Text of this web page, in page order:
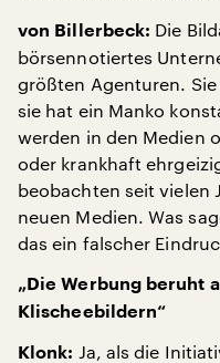
von Billerbeck: Die
börsennotiertes
größten Agenturen.
sie hat ein Manko
werden in den Medien
oder krankhaft
beobachten seit vielen
neuen Medien. Was
das ein falscher
„Die Werbung beruht
Klischeebildern“
Klonk: Ja, als die